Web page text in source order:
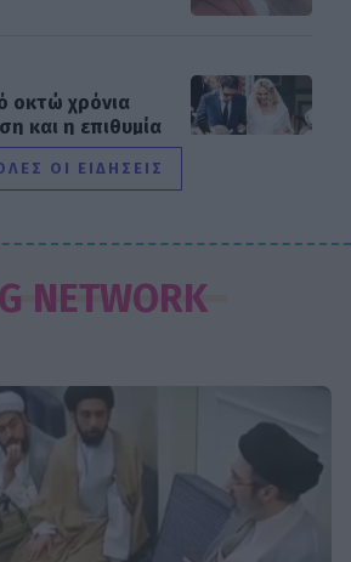
οκτώ χρόνια
και η επιθυμία
για την
–
– Γωγώ Μπαλή:
δημοσιογράφους
ΟΙ ΕΙΔΗΣΕΙΣ
NETWORK